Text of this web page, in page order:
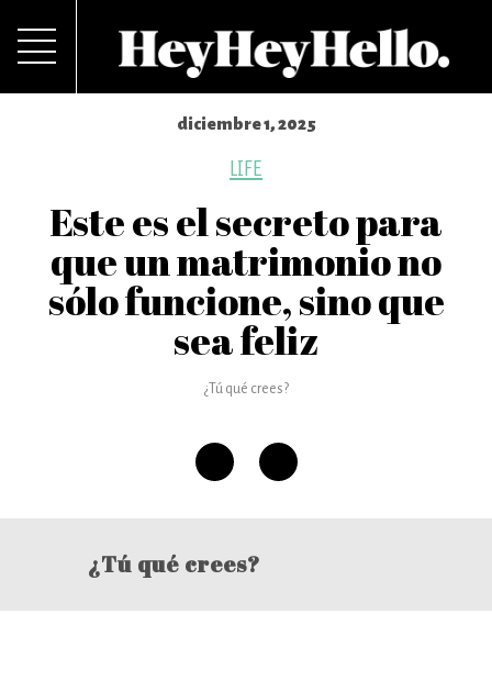
diciembre 1, 2025
LIFE
Este es el secreto para
que un matrimonio no
sólo funcione, sino que
sea feliz
¿Tú qué crees?
¿Tú qué crees?